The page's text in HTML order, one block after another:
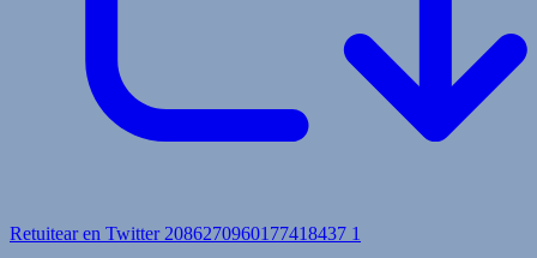
Retuitear en Twitter 2086270960177418437 1